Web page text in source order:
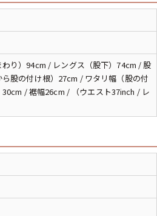
クを見る
ら探す
見る
わり）94cm / レングス（股下）74cm / 股
股の付け根）27cm / ワタリ幅（股の付
30cm / 裾幅26cm / （ウエスト37inch / レ